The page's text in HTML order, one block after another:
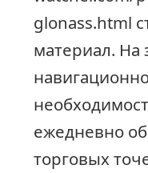
glonass.html
материал. На
ежедневно
торговых